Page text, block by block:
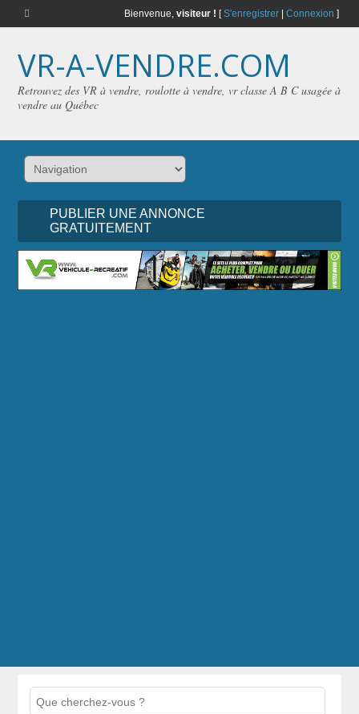
Bienvenue, visiteur ! [S'enregistrer| Connexion ]
VR-A-VENDRE.COM
Retrouvez des VR à vendre, roulotte à vendre, vr classe A B C usagée à
vendre au Québec
PUBLIER UNE ANNONCE
GRATUITEMENT